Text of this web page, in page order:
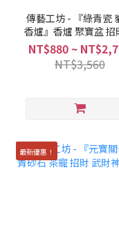
傳藝工坊 - 『綠青瓷
香爐』香爐 聚寶盆 招
爐
NT$880 ~
NT$3,560
最新優惠！